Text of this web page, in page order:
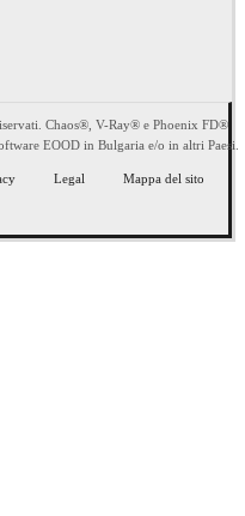
Chaos®, V-Ray® e Phoenix FD®
EOOD in Bulgaria e/o in altri Paesi.
Legal Mappa del sito